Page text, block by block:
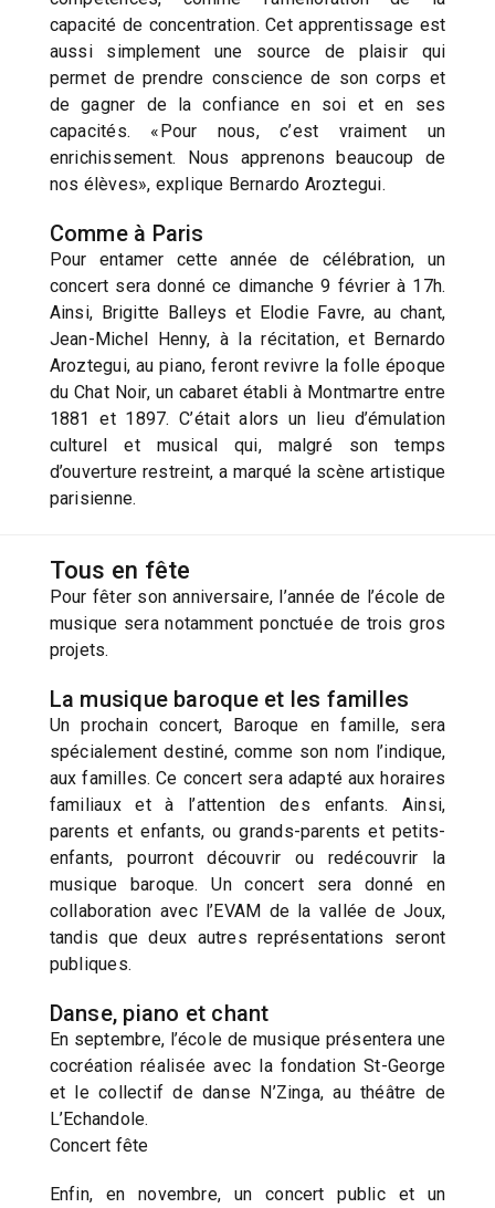
capacité de concentration. Cet apprentissage est
aussi simplement une source de plaisir qui
permet de prendre conscience de son corps et
de gagner de la confiance en soi et en ses
capacités. «Pour nous, c’est vraiment un
enrichissement. Nous apprenons beaucoup de
nos élèves», explique Bernardo Aroztegui.
Comme à Paris
Pour entamer cette année de célébration, un
concert sera donné ce dimanche 9 février à 17h.
Ainsi, Brigitte Balleys et Elodie Favre, au chant,
Jean-Michel Henny, à la récitation, et Bernardo
Aroztegui, au piano, feront revivre la folle époque
du Chat Noir, un cabaret établi à Montmartre entre
1881 et 1897. C’était alors un lieu d’émulation
culturel et musical qui, malgré son temps
d’ouverture restreint, a marqué la scène artistique
parisienne.
Tous en fête
Pour fêter son anniversaire, l’année de l’école de
musique sera notamment ponctuée de trois gros
projets.
La musique baroque et les familles
Un prochain concert, Baroque en famille, sera
spécialement destiné, comme son nom l’indique,
aux familles. Ce concert sera adapté aux horaires
familiaux et à l’attention des enfants. Ainsi,
parents et enfants, ou grands-parents et petits-
enfants, pourront découvrir ou redécouvrir la
musique baroque. Un concert sera donné en
collaboration avec l’EVAM de la vallée de Joux,
tandis que deux autres représentations seront
publiques.
Danse, piano et chant
En septembre, l’école de musique présentera une
cocréation réalisée avec la fondation St-George
et le collectif de danse N’Zinga, au théâtre de
L’Echandole.
Concert fête
Enfin, en novembre, un concert public et un